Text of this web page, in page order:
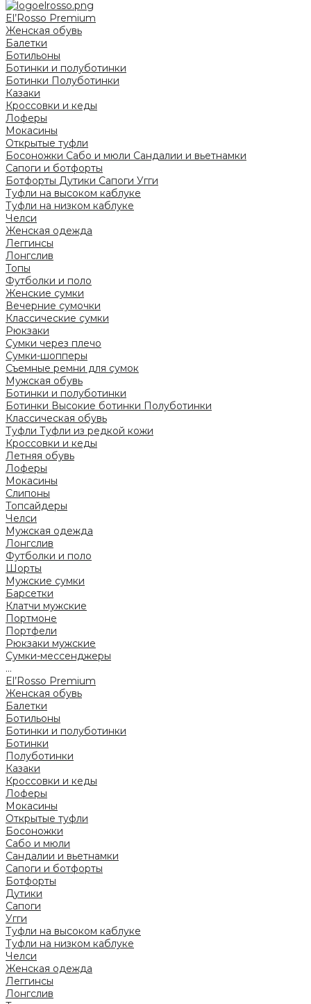
El’Rosso Premium
Женская обувь
Балетки
Ботильоны
Ботинки и полуботинки
Ботинки Полуботинки
Казаки
Кроссовки и кеды
Лоферы
Мокасины
Открытые туфли
Босоножки Сабо и мюли Сандалии и вьетнамки
Сапоги и ботфорты
Ботфорты Дутики Сапоги Угги
Туфли на высоком каблуке
Туфли на низком каблуке
Челси
Женская одежда
Леггинсы
Лонгслив
Топы
Футболки и поло
Женские сумки
Вечерние сумочки
Классические сумки
Рюкзаки
Сумки через плечо
Сумки-шопперы
Съемные ремни для сумок
Мужская обувь
Ботинки и полуботинки
Ботинки Высокие ботинки Полуботинки
Классическая обувь
Туфли Туфли из редкой кожи
Кроссовки и кеды
Летняя обувь
Лоферы
Мокасины
Слипоны
Топсайдеры
Челси
Мужская одежда
Лонгслив
Футболки и поло
Шорты
Мужские сумки
Барсетки
Клатчи мужские
Портмоне
Портфели
Рюкзаки мужские
Сумки-мессенджеры
...
El’Rosso Premium
Женская обувь
Балетки
Ботильоны
Ботинки и полуботинки
Ботинки
Полуботинки
Казаки
Кроссовки и кеды
Лоферы
Мокасины
Открытые туфли
Босоножки
Сабо и мюли
Сандалии и вьетнамки
Сапоги и ботфорты
Ботфорты
Дутики
Сапоги
Угги
Туфли на высоком каблуке
Туфли на низком каблуке
Челси
Женская одежда
Леггинсы
Лонгслив